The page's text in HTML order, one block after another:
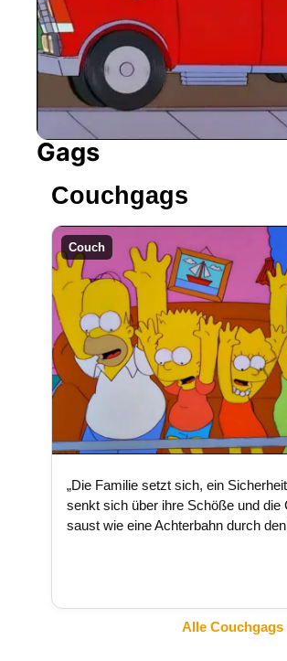
Gags
Couchgags
Couch
„Die Familie setzt sich, ein
senkt sich über ihre Schöße und die
saust wie eine Achterbahn durch
Alle